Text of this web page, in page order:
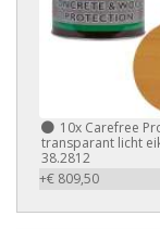
10x Carefree
transparant licht
38.2812
+€ 809,50